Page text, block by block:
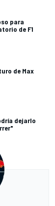
para
de F1
de Max
dejarlo